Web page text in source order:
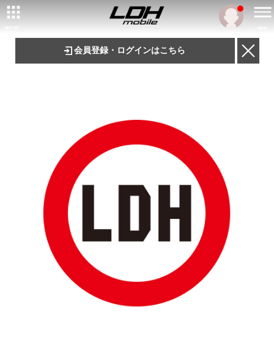
会員登録・ログインはこちら